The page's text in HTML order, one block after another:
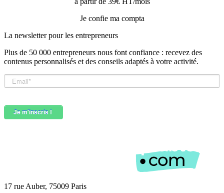
Je confie ma compta
La newsletter pour les entrepreneurs
Plus de 50 000 entrepreneurs nous font confiance : recevez des
contenus personnalisés et des conseils adaptés à votre activité.
17 rue Auber, 75009 Paris